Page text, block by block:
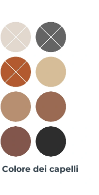
Colore dei capelli